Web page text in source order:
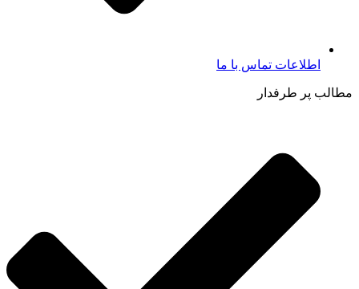
اطلاعات تماس با ما​
مطالب پر طرفدار